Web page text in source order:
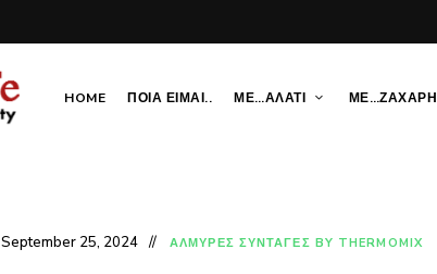
HOME ΠΟΙΑ ΕΙΜΑΙ.. ΜΕ…ΑΛΑΤΙ ΜΕ…ΖΑΧΑΡΗ
September 25, 2024 ΑΛΜΥΡΕΣ ΣΥΝΤΑΓΕΣ BY THERMOMIX